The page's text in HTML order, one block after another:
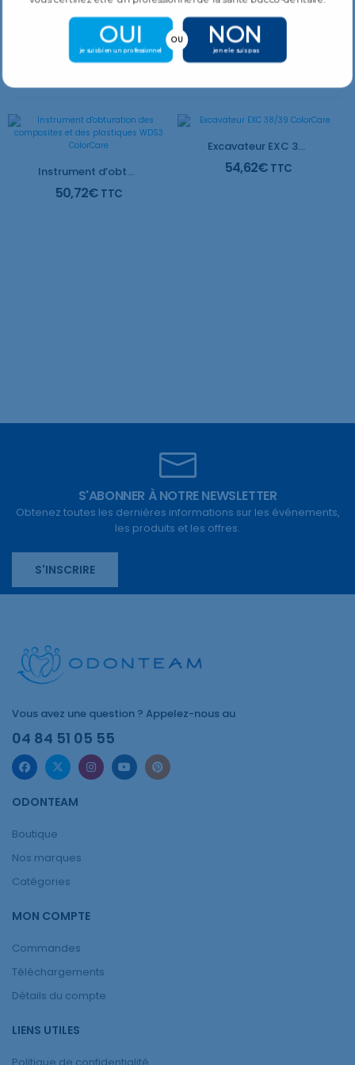
Complètement stérilisable
Instrument d’obturation des composites et des plastiques WDS3 ColorCare
50,72€ TTC
Excavateur EXC 38/39 ColorCare
54,62€ TTC
S'ABONNER À NOTRE NEWSLETTER
Obtenez toutes les dernières informations sur les événements,
les produits et les offres.
S'INSCRIRE
Vous avez une question ? Appelez-nous au
04 84 51 05 55
ODONTEAM
Boutique
Nos marques
Catégories
MON COMPTE
Commandes
Téléchargements
Détails du compte
LIENS UTILES
OUI
je suis bien un professionnel
NON
je ne le suis pas
OU